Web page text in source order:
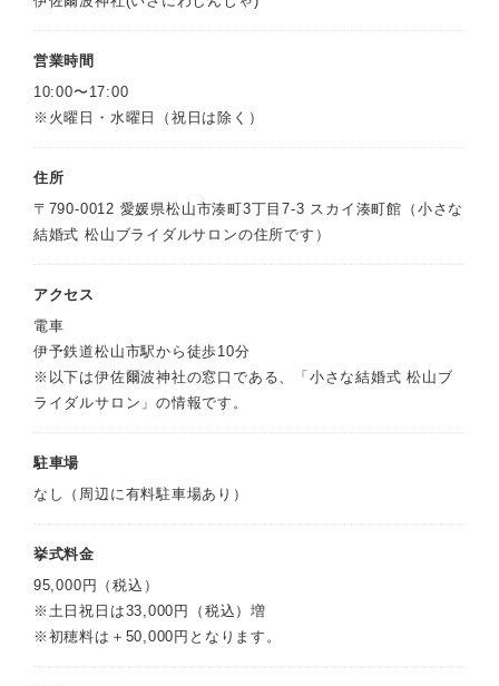
営業時間
10:00〜17:00
※火曜日・水曜日（祝日は除く）
住所
〒790-0012 愛媛県松山市湊町3丁目7-3 スカイ湊町館（小さな
結婚式 松山ブライダルサロンの住所です）
アクセス
電車
伊予鉄道松山市駅から徒歩10分
※以下は伊佐爾波神社の窓口である、「小さな結婚式 松山ブ
ライダルサロン」の情報です。
駐車場
なし（周辺に有料駐車場あり）
挙式料金
95,000円（税込）
※土日祝日は33,000円（税込）増
※初穂料は＋50,000円となります。